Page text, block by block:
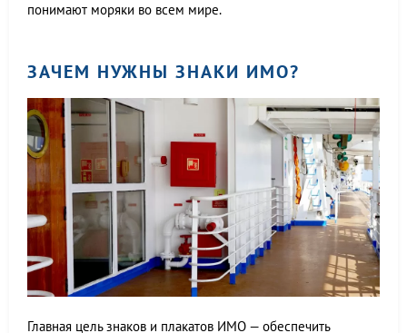
понимают моряки во всем мире.
ЗАЧЕМ НУЖНЫ ЗНАКИ ИМО?
Главная цель знаков и плакатов ИМО — обеспечить